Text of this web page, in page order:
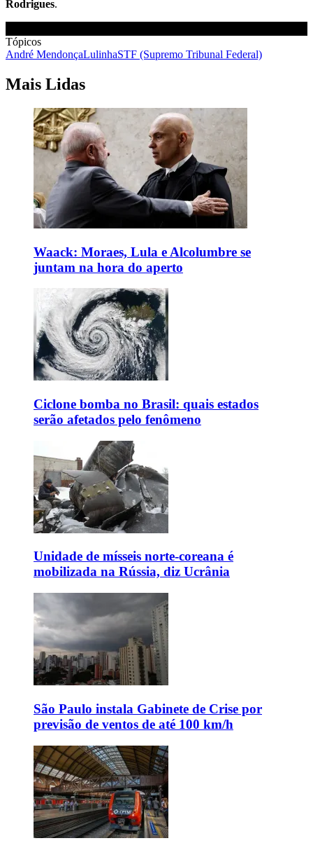
Rodrigues.
Tópicos
André MendonçaLulinhaSTF (Supremo Tribunal Federal)
Mais Lidas
Waack: Moraes, Lula e Alcolumbre se
juntam na hora do aperto
Ciclone bomba no Brasil: quais estados
serão afetados pelo fenômeno
Unidade de mísseis norte-coreana é
mobilizada na Rússia, diz Ucrânia
São Paulo instala Gabinete de Crise por
previsão de ventos de até 100 km/h